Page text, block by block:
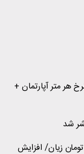
هر متر آپارتمان +
شد
مرغ؛ فروش هر کیلو با ۵۰ هزار تومان زیان/ افزایش